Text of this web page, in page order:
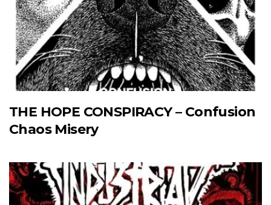
THE HOPE CONSPIRACY – Confusion
Chaos Misery